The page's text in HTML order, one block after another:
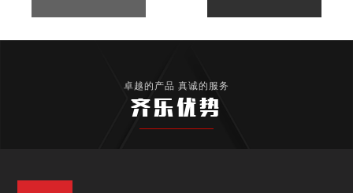
卓越的产品 真诚的服务
齐乐优势